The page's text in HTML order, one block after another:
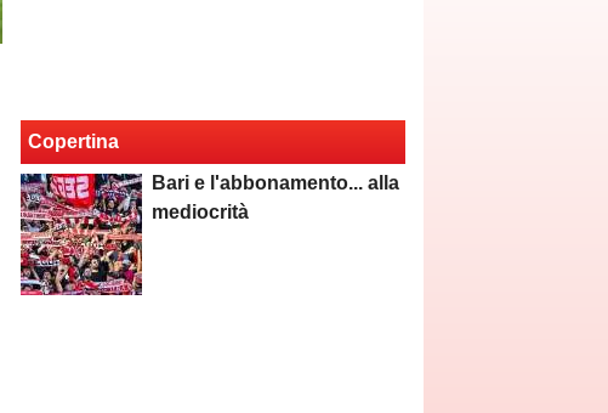
Copertina
Bari e l'abbonamento... alla
mediocrità